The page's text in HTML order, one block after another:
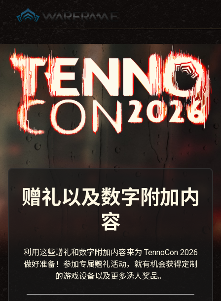
赠礼以及数字附加内
容
利用这些赠礼和数字附加内容来为 TennoCon 2026
做好准备！参加专属赠礼活动，就有机会获得定制
的游戏设备以及更多诱人奖品。